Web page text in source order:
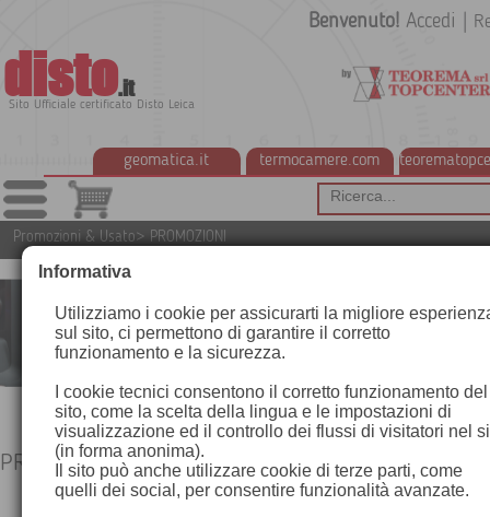
disto.it
Sito Ufficiale certificato Disto Leica
geomatica.it termocamere.com
Benvenuto! Accedi
Promozioni & Usato> PROMOZIONI
PROMOZIONI
Informativa
Utilizziamo i cookie per assicurarti la migliore
sul sito, ci permettono di garantire il corretto
funzionamento e la sicurezza.
I cookie tecnici consentono il corretto funzionamento del
sito, come la scelta della lingua e le impostazioni di
visualizzazione ed il controllo dei flussi di visitatori nel
(in forma anonima).
Il sito può anche utilizzare cookie di terze parti, come
quelli dei social, per consentire funzionalità avanzate.